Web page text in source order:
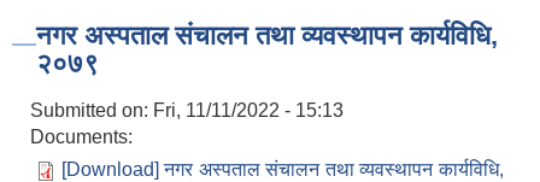
नगर अस्पताल संचालन तथा व्यवस्थापन कार्यविधि,
२०७९
Submitted on: Fri, 11/11/2022 - 15:13
Documents:
[Download] नगर अस्पताल संचालन तथा व्यवस्थापन कार्यविधि,